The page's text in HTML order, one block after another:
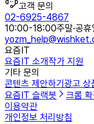
고객 문의
02-6925-4867
10:00-18:00주말·공휴
요즘IT
요즘IT 소개작가 지원
기타 문의
콘텐츠 제안하기 광고 상
요즘IT 슬랙봇
크롬
이용약관
개인정보 처리방침